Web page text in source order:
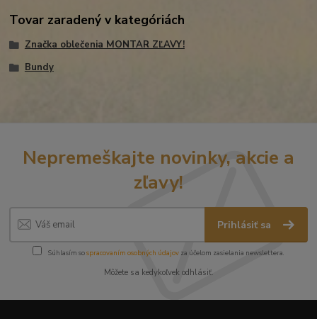
Tovar zaradený v kategóriách
Značka oblečenia MONTAR ZĽAVY!
Bundy
Nepremeškajte novinky, akcie a
zľavy!
Prihlásiť sa
Súhlasím sospracovaním osobných údajov za účelom zasielania newslettera.
Môžete sa kedykoľvek odhlásiť.